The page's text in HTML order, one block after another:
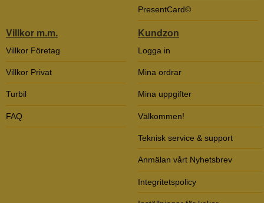
PresentCard©
Villkor m.m.
Villkor Företag
Villkor Privat
Turbil
FAQ
Kundzon
Logga in
Mina ordrar
Mina uppgifter
Välkommen!
Teknisk service & support
Anmälan vårt Nyhetsbrev
Integritetspolicy